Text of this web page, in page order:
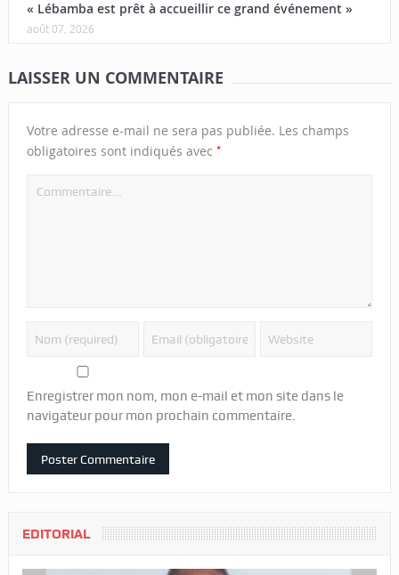
« Lébamba est prêt à accueillir ce grand événement »
août 07, 2026
LAISSER UN COMMENTAIRE
Votre adresse e-mail ne sera pas publiée. Les champs
obligatoires sont indiqués avec *
Enregistrer mon nom, mon e-mail et mon site dans le
navigateur pour mon prochain commentaire.
EDITORIAL